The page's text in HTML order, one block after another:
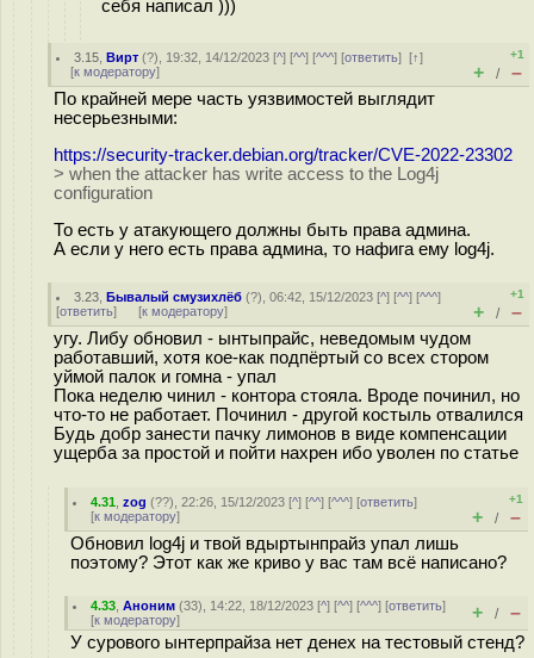
себя написал )))
3.15 ,Вирт (?), 19:32, 14/12/2023 [^] [^^] [^^^] [ответить][↑]
[к модератору]
+1
+ / –
По крайней мере часть уязвимостей выглядит
несерьезными:
https://security-tracker.debian.org/tracker/CVE-2022-23302
> when the attacker has write access to the Log4j
configuration
То есть у атакующего должны быть права админа.
А если у него есть права админа, то нафига ему log4j.
3.23 ,Бывалый смузихлёб (?), 06:42, 15/12/2023 [^] [^^] [^^^]
[ответить] [к модератору]
+1
+ / –
угу. Либу обновил - ынтыпрайс, неведомым чудом
работавший, хотя кое-как подпёртый со всех стором
уймой палок и гомна - упал
Пока неделю чинил - контора стояла. Вроде починил, но
что-то не работает. Починил - другой костыль отвалился
Будь добр занести пачку лимонов в виде компенсации
ущерба за простой и пойти нахрен ибо уволен по статье
4.31 ,zog (??), 22:26, 15/12/2023 [^] [^^] [^^^] [ответить]
[к модератору]
+1
+ / –
Обновил log4j и твой вдыртынпрайз упал лишь
поэтому? Этот как же криво у вас там всё написано?
4.33 ,Аноним (33), 14:22, 18/12/2023 [^] [^^] [^^^] [ответить]
[к модератору] + / –
У сурового ынтерпрайза нет денех на тестовый стенд?